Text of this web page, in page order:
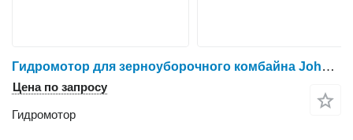
Гидромотор для зерноуборочного комбайна John Deere 2054
Цена по запросу
Гидромотор